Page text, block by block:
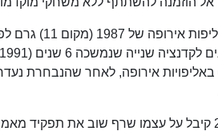
הכישלון
בשנת 2005 קיבל על עצמו שרף שוב את